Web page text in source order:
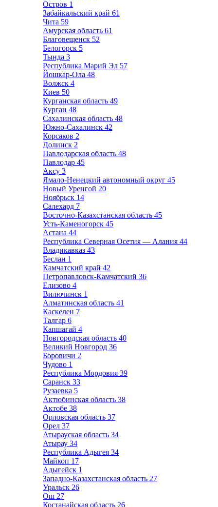
Остров 1
Забайкальский край 61
Чита 59
Амурская область 61
Благовещенск 52
Белогорск 5
Тында 3
Республика Марий Эл 57
Йошкар-Ола 48
Волжск 4
Киев 50
Курганская область 49
Курган 48
Сахалинская область 48
Южно-Сахалинск 42
Корсаков 2
Долинск 2
Павлодарская область 48
Павлодар 45
Аксу 3
Ямало-Ненецкий автономный округ 45
Новый Уренгой 20
Ноябрьск 14
Салехард 7
Восточно-Казахстанская область 45
Усть-Каменогорск 45
Астана 44
Республика Северная Осетия — Алания 44
Владикавказ 43
Беслан 1
Камчатский край 42
Петропавловск-Камчатский 36
Елизово 4
Вилючинск 1
Алматинская область 41
Каскелен 7
Талгар 6
Капшагай 4
Новгородская область 40
Великий Новгород 36
Боровичи 2
Чудово 1
Республика Мордовия 39
Саранск 33
Рузаевка 5
Актюбинская область 38
Актобе 38
Орловская область 37
Орел 37
Атырауская область 34
Атырау 34
Республика Адыгея 34
Майкоп 17
Адыгейск 1
Западно-Казахстанская область 27
Уральск 26
Ош 27
Костанайская область 26